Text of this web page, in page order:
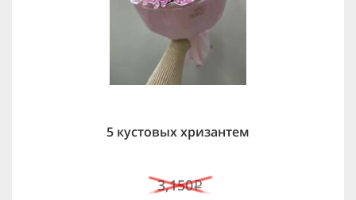
5 кустовых хризантем
3,150i